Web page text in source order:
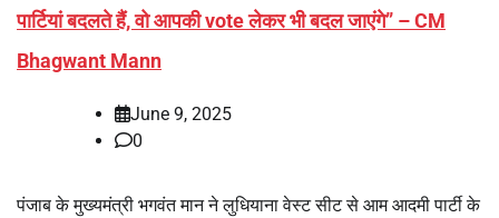
पार्टियां बदलते हैं, वो आपकी vote लेकर भी बदल जाएंगे” – CM
Bhagwant Mann
June 9, 2025
0
पंजाब के मुख्यमंत्री भगवंत मान ने लुधियाना वेस्ट सीट से आम आदमी पार्टी के